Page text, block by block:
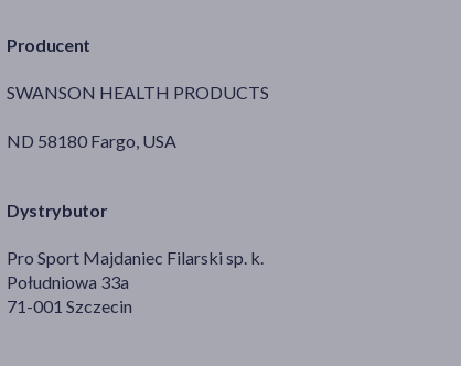
Producent
SWANSON HEALTH PRODUCTS
ND 58180 Fargo, USA
Dystrybutor
Pro Sport Majdaniec Filarski sp. k.
Południowa 33a
71-001 Szczecin